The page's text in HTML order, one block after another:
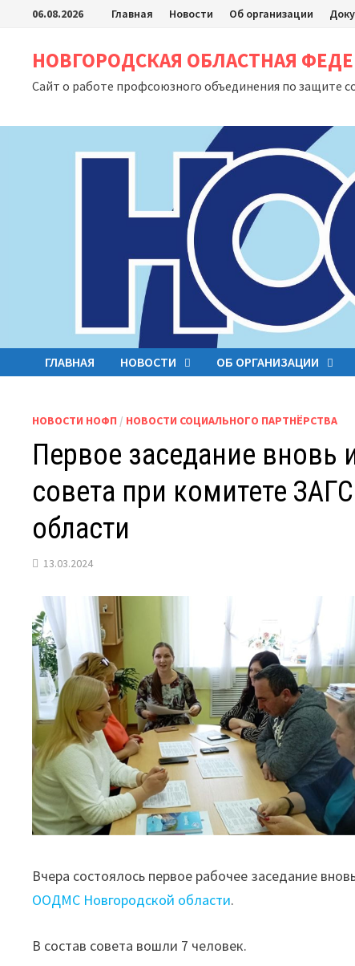
Перейти
содержимому
06.08.2026 Главная Новости Об организации
НОВГОРОДСКАЯ ОБЛАСТНАЯ
Сайт о работе профсоюзного объединения по защите
ГЛАВНАЯ НОВОСТИ ОБ ОРГАНИЗАЦИИ
НОВОСТИ НОФП / НОВОСТИ СОЦИАЛЬНОГО ПАРТНЁРСТВА
Первое заседание вновь
совета при комитете
области
13.03.2024
Вчера состоялось первое рабочее заседание
ООДМС Новгородской области.
В состав совета вошли 7 человек.